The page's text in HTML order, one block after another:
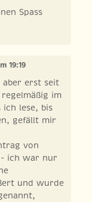
Spass
19:19
aber erst seit
im
lese, bis
gefällt mir
von
- ich war nur
und wurde